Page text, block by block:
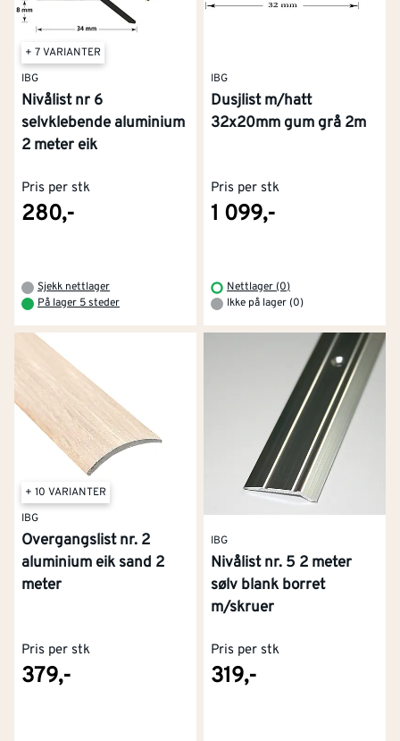
+ 7 VARIANTER
IBG
Nivålist nr 6
selvklebende aluminium
2 meter eik
Pris per stk
280,-
Sjekk nettlager
På lager 5 steder
IBG
Dusjlist m/hatt
32x20mm gum grå 2m
Pris per stk
1 099,-
Nettlager (0)
Ikke på lager (0)
+ 10 VARIANTER
IBG
Overgangslist nr. 2
aluminium eik sand 2
meter
Pris per stk
379,-
IBG
Nivålist nr. 5 2 meter
sølv blank borret
m/skruer
Pris per stk
319,-